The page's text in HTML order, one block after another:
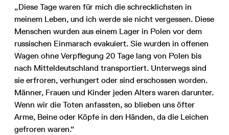
„Diese Tage waren für mich die schrecklichsten in
meinem Leben, und ich werde sie nicht vergessen. Diese
Menschen wurden aus einem Lager in Polen vor dem
russischen Einmarsch evakuiert. Sie wurden in offenen
Wagen ohne Verpflegung 20 Tage lang von Polen bis
nach Mitteldeutschland transportiert. Unterwegs sind
sie erfroren, verhungert oder sind erschossen worden.
Männer, Frauen und Kinder jeden Alters waren darunter.
Wenn wir die Toten anfassten, so blieben uns öfter
Arme, Beine oder Köpfe in den Händen, da die Leichen
gefroren waren.“